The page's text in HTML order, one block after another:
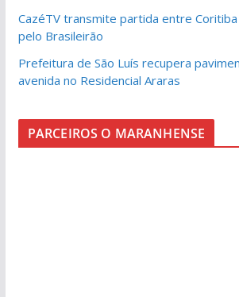
CazéTV transmite partida entre
pelo Brasileirão
Prefeitura de São Luís recupera
avenida no Residencial Araras
PARCEIROS O MARANHENSE